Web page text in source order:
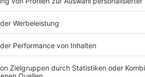
zu den Werbepartnern und
diesem Podcast schalten? Schickt